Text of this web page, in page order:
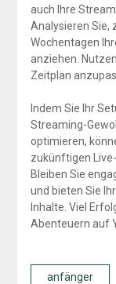
auch Ihre
Analysieren Sie,
Wochentagen
anziehen.
Zeitplan
Indem Sie Ihr
Streaming-
optimieren,
zukünftigen
Bleiben Sie
und bieten Sie
Inhalte. Viel
Abenteuern auf
anfänger